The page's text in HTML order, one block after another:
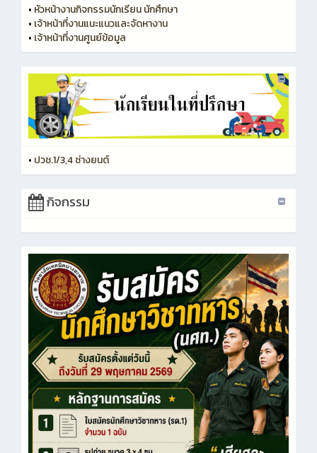
• หัวหน้างานกิจกรรมนักเรียน นักศึกษา
• เจ้าหน้าที่งานแนะแนวและจัดหางาน
• เจ้าหน้าที่งานศูนย์ข้อมูล
• ปวช.1/3,4 ช่างยนต์
กิจกรรม